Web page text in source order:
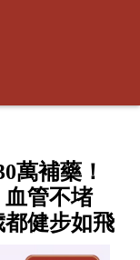
萬補藥！
血管不堵
都健步如飛